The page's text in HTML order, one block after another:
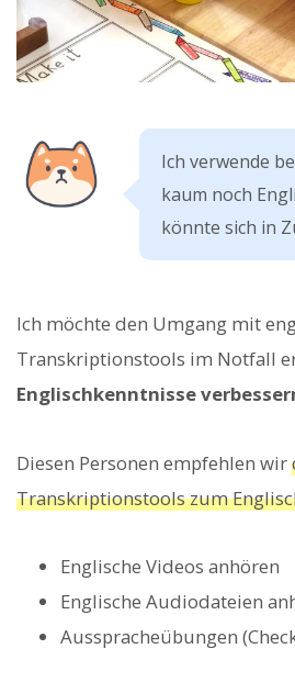
Ich verwende
kaum noch
könnte sich in
Ich möchte den Umgang mit
Transkriptionstools im Notfall
Englischkenntnisse
Diesen Personen empfehlen wir
Transkriptionstools zum
Englische Videos anhören
Englische Audiodateien
Ausspracheübungen